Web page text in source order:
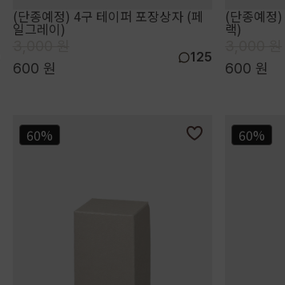
(단종예정) 4구 테이퍼 포장상자 (페
일그레이)
600 원
125
(단종예정
랙)
600 원
60% 60%